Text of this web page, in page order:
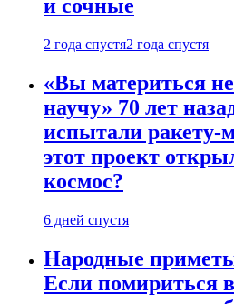
и сочные
2 года спустя2 года спустя
«Вы материться
научу» 70 лет
испытали ракету-
этот проект
космос?
6 дней спустя
Народные
Если помириться